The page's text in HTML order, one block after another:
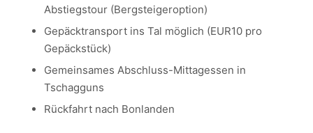
Abstiegstour (Bergsteigeroption)
Gepäcktransport ins Tal möglich (EUR10 pro
Gepäckstück)
Gemeinsames Abschluss-Mittagessen in
Tschagguns
Rückfahrt nach Bonlanden